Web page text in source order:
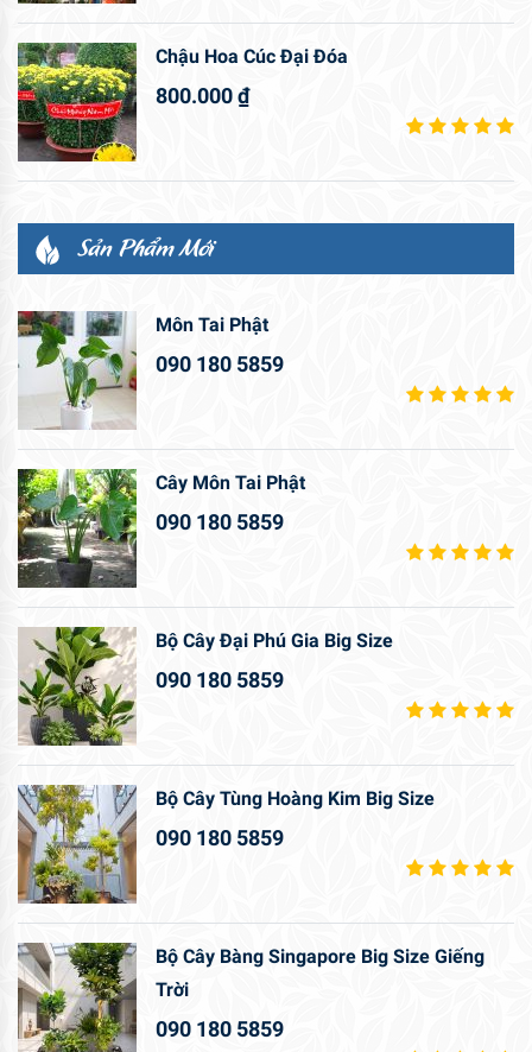
Chậu Hoa Cúc Đại Đóa
800.000₫
Sản Phẩm Mới
Môn Tai Phật
090 180 5859
Cây Môn Tai Phật
090 180 5859
Bộ Cây Đại Phú Gia Big Size
090 180 5859
Bộ Cây Tùng Hoàng Kim Big Size
090 180 5859
Bộ Cây Bàng Singapore Big Size Giếng
Trời
090 180 5859